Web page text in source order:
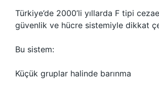
Türkiye’de 2000’li yıllarda F tipi
güvenlik ve hücre sistemiyle dikkat
Bu sistem:
Küçük gruplar halinde barınma